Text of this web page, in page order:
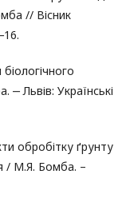
// Вісник
Львів: Українські
обробітку ґрунту
/ М.Я. Бомба. –